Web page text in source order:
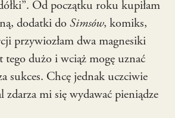
Od początku roku kupiłam
dodatki doSimsów, komiks,
przywiozłam dwa magnesiki
dużo i wciąż mogę uznać
sukces. Chcę jednak uczciwie
zdarza mi się wydawać pieniądze